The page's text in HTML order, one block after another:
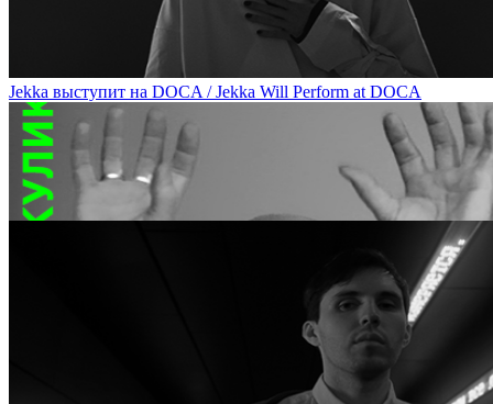
Jekka выступит на DOCA / Jekka Will Perform at DOCA